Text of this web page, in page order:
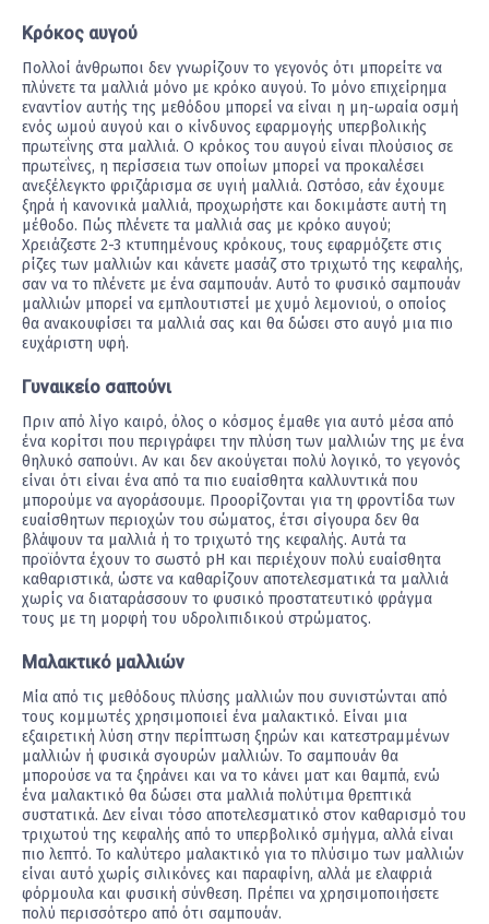
Κρόκος αυγού
Πολλοί άνθρωποι δεν γνωρίζουν το γεγονός ότι μπορείτε να
πλύνετε τα μαλλιά μόνο με κρόκο αυγού. Το μόνο επιχείρημα
εναντίον αυτής της μεθόδου μπορεί να είναι η μη-ωραία οσμή
ενός ωμού αυγού και ο κίνδυνος εφαρμογής υπερβολικής
πρωτεΐνης στα μαλλιά. Ο κρόκος του αυγού είναι πλούσιος σε
πρωτεΐνες, η περίσσεια των οποίων μπορεί να προκαλέσει
ανεξέλεγκτο φριζάρισμα σε υγιή μαλλιά. Ωστόσο, εάν έχουμε
ξηρά ή κανονικά μαλλιά, προχωρήστε και δοκιμάστε αυτή τη
μέθοδο. Πώς πλένετε τα μαλλιά σας με κρόκο αυγού;
Χρειάζεστε 2-3 κτυπημένους κρόκους, τους εφαρμόζετε στις
ρίζες των μαλλιών και κάνετε μασάζ στο τριχωτό της κεφαλής,
σαν να το πλένετε με ένα σαμπουάν. Αυτό το φυσικό σαμπουάν
μαλλιών μπορεί να εμπλουτιστεί με χυμό λεμονιού, ο οποίος
θα ανακουφίσει τα μαλλιά σας και θα δώσει στο αυγό μια πιο
ευχάριστη υφή.
Γυναικείο σαπούνι
Πριν από λίγο καιρό, όλος ο κόσμος έμαθε για αυτό μέσα από
ένα κορίτσι που περιγράφει την πλύση των μαλλιών της με ένα
θηλυκό σαπούνι. Αν και δεν ακούγεται πολύ λογικό, το γεγονός
είναι ότι είναι ένα από τα πιο ευαίσθητα καλλυντικά που
μπορούμε να αγοράσουμε. Προορίζονται για τη φροντίδα των
ευαίσθητων περιοχών του σώματος, έτσι σίγουρα δεν θα
βλάψουν τα μαλλιά ή το τριχωτό της κεφαλής. Αυτά τα
προϊόντα έχουν το σωστό pH και περιέχουν πολύ ευαίσθητα
καθαριστικά, ώστε να καθαρίζουν αποτελεσματικά τα μαλλιά
χωρίς να διαταράσσουν το φυσικό προστατευτικό φράγμα
τους με τη μορφή του υδρολιπιδικού στρώματος.
Μαλακτικό μαλλιών
Μία από τις μεθόδους πλύσης μαλλιών που συνιστώνται από
τους κομμωτές χρησιμοποιεί ένα μαλακτικό. Είναι μια
εξαιρετική λύση στην περίπτωση ξηρών και κατεστραμμένων
μαλλιών ή φυσικά σγουρών μαλλιών. Το σαμπουάν θα
μπορούσε να τα ξηράνει και να το κάνει ματ και θαμπά, ενώ
ένα μαλακτικό θα δώσει στα μαλλιά πολύτιμα θρεπτικά
συστατικά. Δεν είναι τόσο αποτελεσματικό στον καθαρισμό του
τριχωτού της κεφαλής από το υπερβολικό σμήγμα, αλλά είναι
πιο λεπτό. Το καλύτερο μαλακτικό για το πλύσιμο των μαλλιών
είναι αυτό χωρίς σιλικόνες και παραφίνη, αλλά με ελαφριά
φόρμουλα και φυσική σύνθεση. Πρέπει να χρησιμοποιήσετε
πολύ περισσότερο από ότι σαμπουάν.